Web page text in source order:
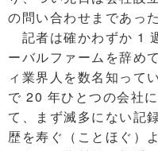
の問い合わせまであった
記者は確かわずか 1
ーバルファームを辞め
ィ業界人を数名知って
で 20 年ひとつの会社
て、まず滅多にない記
歴を寿ぐ（ことほぐ）